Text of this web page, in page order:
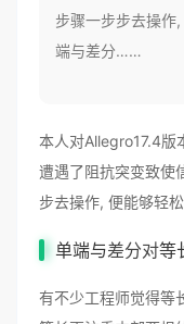
步骤一步步去操作
端与差分……
本人对Allegro17.4版
遭遇了阻抗突变致使
步去操作, 便能够轻
单端与差分对等
有不少工程师觉得等